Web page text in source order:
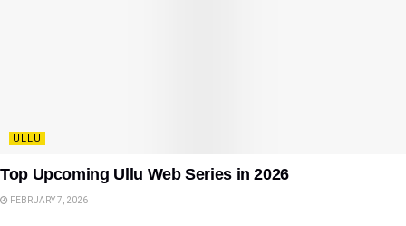
ULLU
Top Upcoming Ullu Web Series in 2026
FEBRUARY 7, 2026